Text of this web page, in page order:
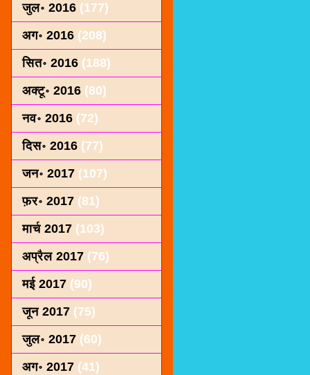
जुल॰ 2016 (177)
अग॰ 2016 (208)
सित॰ 2016 (188)
अक्टू॰ 2016 (80)
नव॰ 2016 (72)
दिस॰ 2016 (77)
जन॰ 2017 (107)
फ़र॰ 2017 (81)
मार्च 2017 (103)
अप्रैल 2017 (76)
मई 2017 (90)
जून 2017 (75)
जुल॰ 2017 (60)
अग॰ 2017 (41)